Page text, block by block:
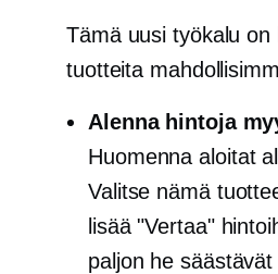
Tämä uusi työkalu
tuotteita
Alenna hintoja
Huomenna aloitat
Valitse nämä
lisää "Vertaa"
paljon he